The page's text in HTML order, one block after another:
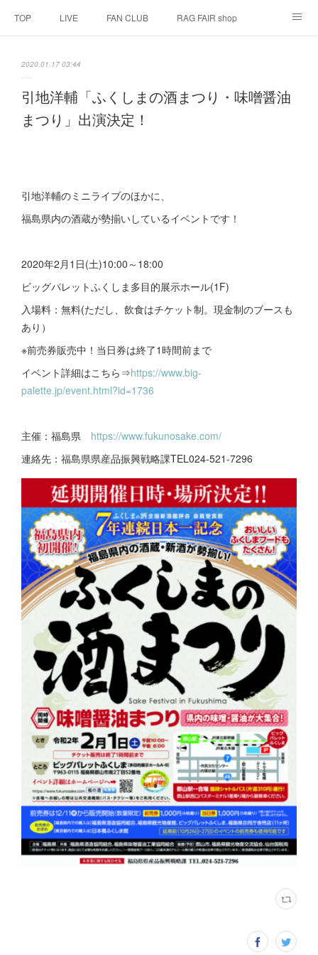
TOP LIVE FAN CLUB RAG FAIR shop
2020.01.17 03:44
引地洋輔「ふくしまの酒まつり・味噌醤油
まつり」出演決定！
引地洋輔のミニライブのほかに、
福島県内の酒蔵が勢揃いしているイベントです！
2020年2月1日(土)10:00～18:00
ビッグパレットふくしま多目的展示ホール(1F)
入場料：無料(ただし、飲食はチケット制。現金制のブースも
あり）
※前売券販売中！当日券は終了1時間前まで
イベント詳細はこちら⇒https://www.big-
palette.jp/event.html?id=1736
主催：福島県 https://www.fukunosake.com/
連絡先：福島県県産品振興戦略課TEL024-521-7296